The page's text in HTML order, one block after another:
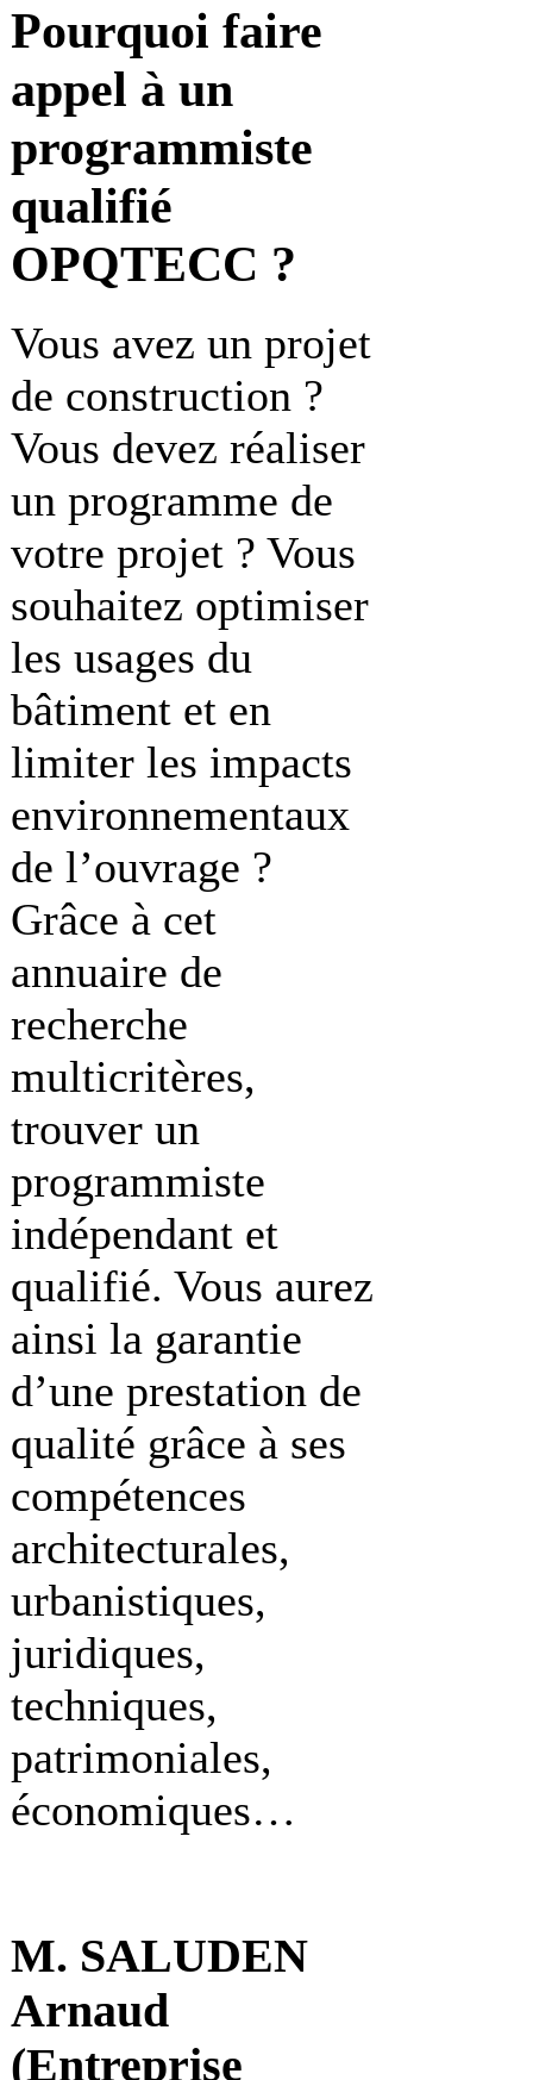
Pourquoi faire
appel à un
programmiste
qualifié
OPQTECC ?
Vous avez un projet
de construction ?
Vous devez réaliser
un programme de
votre projet ? Vous
souhaitez optimiser
les usages du
bâtiment et en
limiter les impacts
environnementaux
de l’ouvrage ?
Grâce à cet
annuaire de
recherche
multicritères,
trouver un
programmiste
indépendant et
qualifié. Vous aurez
ainsi la garantie
d’une prestation de
qualité grâce à ses
compétences
architecturales,
urbanistiques,
juridiques,
techniques,
patrimoniales,
économiques…
M. SALUDEN
Arnaud
(Entreprise